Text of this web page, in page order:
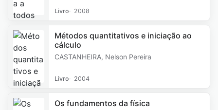
Livro 2008
Métodos quantitativos e iniciação ao
cálculo
CASTANHEIRA, Nelson Pereira
Livro 2004
Os fundamentos da física